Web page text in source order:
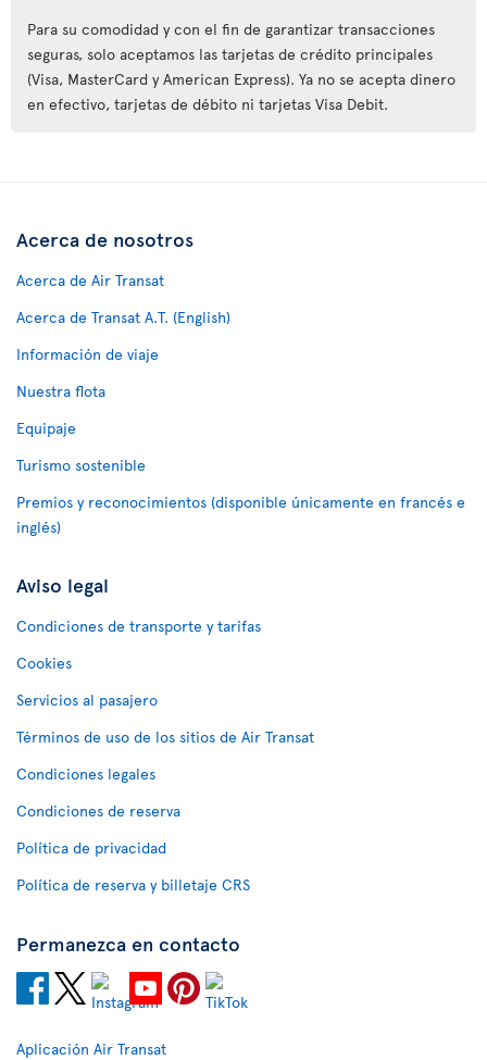
Para su comodidad y con el fin de garantizar transacciones
seguras, solo aceptamos las tarjetas de crédito principales
(Visa, MasterCard y American Express). Ya no se acepta dinero
en efectivo, tarjetas de débito ni tarjetas Visa Debit.
Acerca de nosotros
Acerca de Air Transat
Acerca de Transat A.T. (English)
Información de viaje
Nuestra flota
Equipaje
Turismo sostenible
Premios y reconocimientos (disponible únicamente en francés e
inglés)
Aviso legal
Condiciones de transporte y tarifas
Cookies
Servicios al pasajero
Términos de uso de los sitios de Air Transat
Condiciones legales
Condiciones de reserva
Política de privacidad
Política de reserva y billetaje CRS
Permanezca en contacto
Aplicación Air Transat